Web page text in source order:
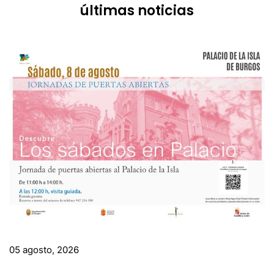
últimas noticias
05 agosto, 2026